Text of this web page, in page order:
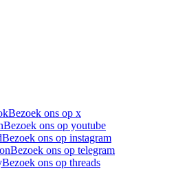
Bezoek ons op x
Bezoek ons op youtube
Bezoek ons op instagram
Bezoek ons op telegram
Bezoek ons op threads